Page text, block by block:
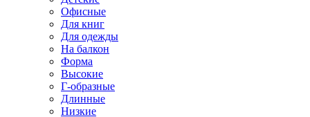
Офисные
Для книг
Для одежды
На балкон
Форма
Высокие
Г-образные
Длинные
Низкие